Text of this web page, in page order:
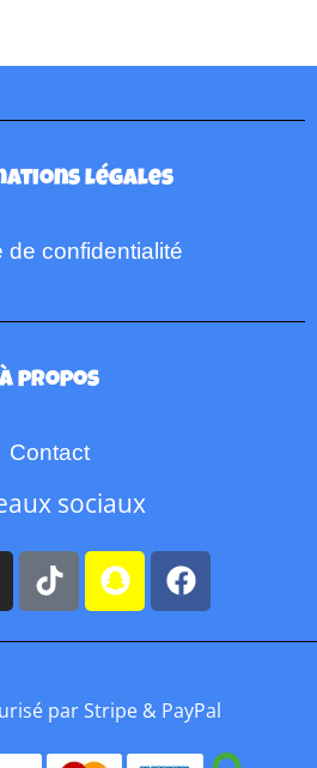
légales
de confidentialité
À propos
Contact
sociaux
par Stripe & PayPal